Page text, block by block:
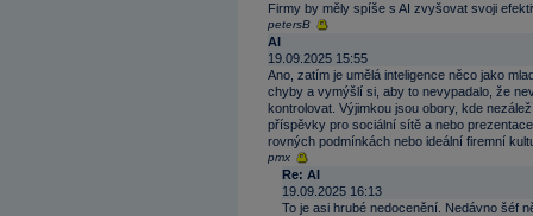
Firmy by měly spíše s AI zvyšovat svoji
petersB
AI
19.09.2025 15:55
Ano, zatím je umělá inteligence něco jako
chyby a vymýšlí si, aby to nevypadalo, že
kontrolovat. Výjimkou jsou obory, kde
příspěvky pro sociální sítě a nebo
rovných podmínkách nebo ideální firemní
pmx
Re: AI
19.09.2025 16:13
To je asi hrubé nedocenění. Nedávno šéf